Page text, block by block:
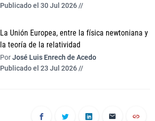
Publicado el 30 Jul 2026 //
La Unión Europea, entre la física newtoniana y
la teoría de la relatividad
PorJosé Luis Enrech de Acedo
Publicado el 23 Jul 2026 //